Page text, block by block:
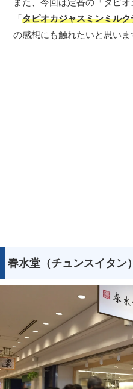
また、今回は定番の「タピ
「タピオカジャスミンミルク
の感想にも触れたいと思いま
春水堂（チュンスイタン